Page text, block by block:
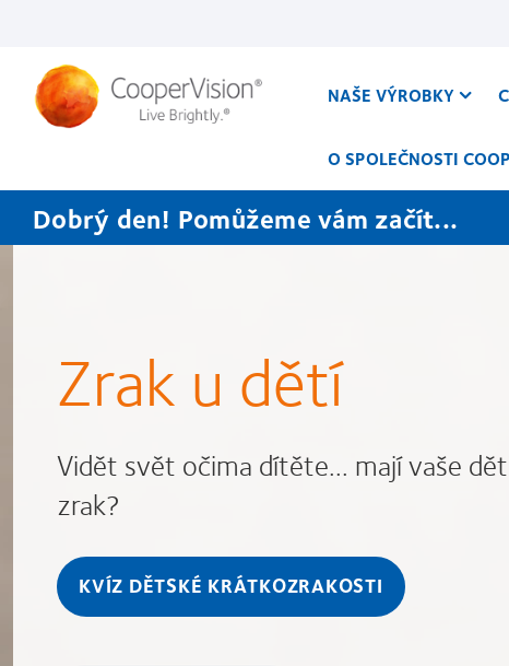
obsahu
NAŠE VÝROBKY
O SPOLEČNOSTI
Dobrý den! Pomůžeme vám začít...
Zrak u dětí
Vidět svět očima dítěte... mají vaše
zrak?
KVÍZ DĚTSKÉ KRÁTKOZRAKOSTI